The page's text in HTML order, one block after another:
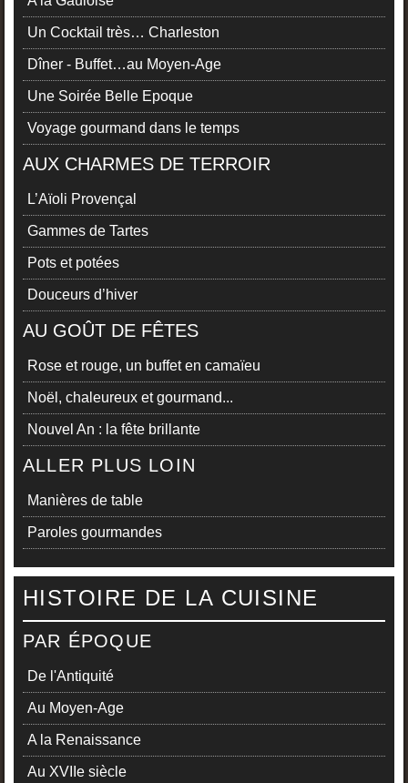
Un Cocktail très… Charleston
Dîner - Buffet…au Moyen-Age
Une Soirée Belle Epoque
Voyage gourmand dans le temps
AUX CHARMES DE TERROIR
L’Aïoli Provençal
Gammes de Tartes
Pots et potées
Douceurs d’hiver
AU GOÛT DE FÊTES
Rose et rouge, un buffet en camaïeu
Noël, chaleureux et gourmand...
Nouvel An : la fête brillante
ALLER PLUS LOIN
Manières de table
Paroles gourmandes
HISTOIRE DE LA CUISINE
PAR ÉPOQUE
De l'Antiquité
Au Moyen-Age
A la Renaissance
Au XVIIe siècle